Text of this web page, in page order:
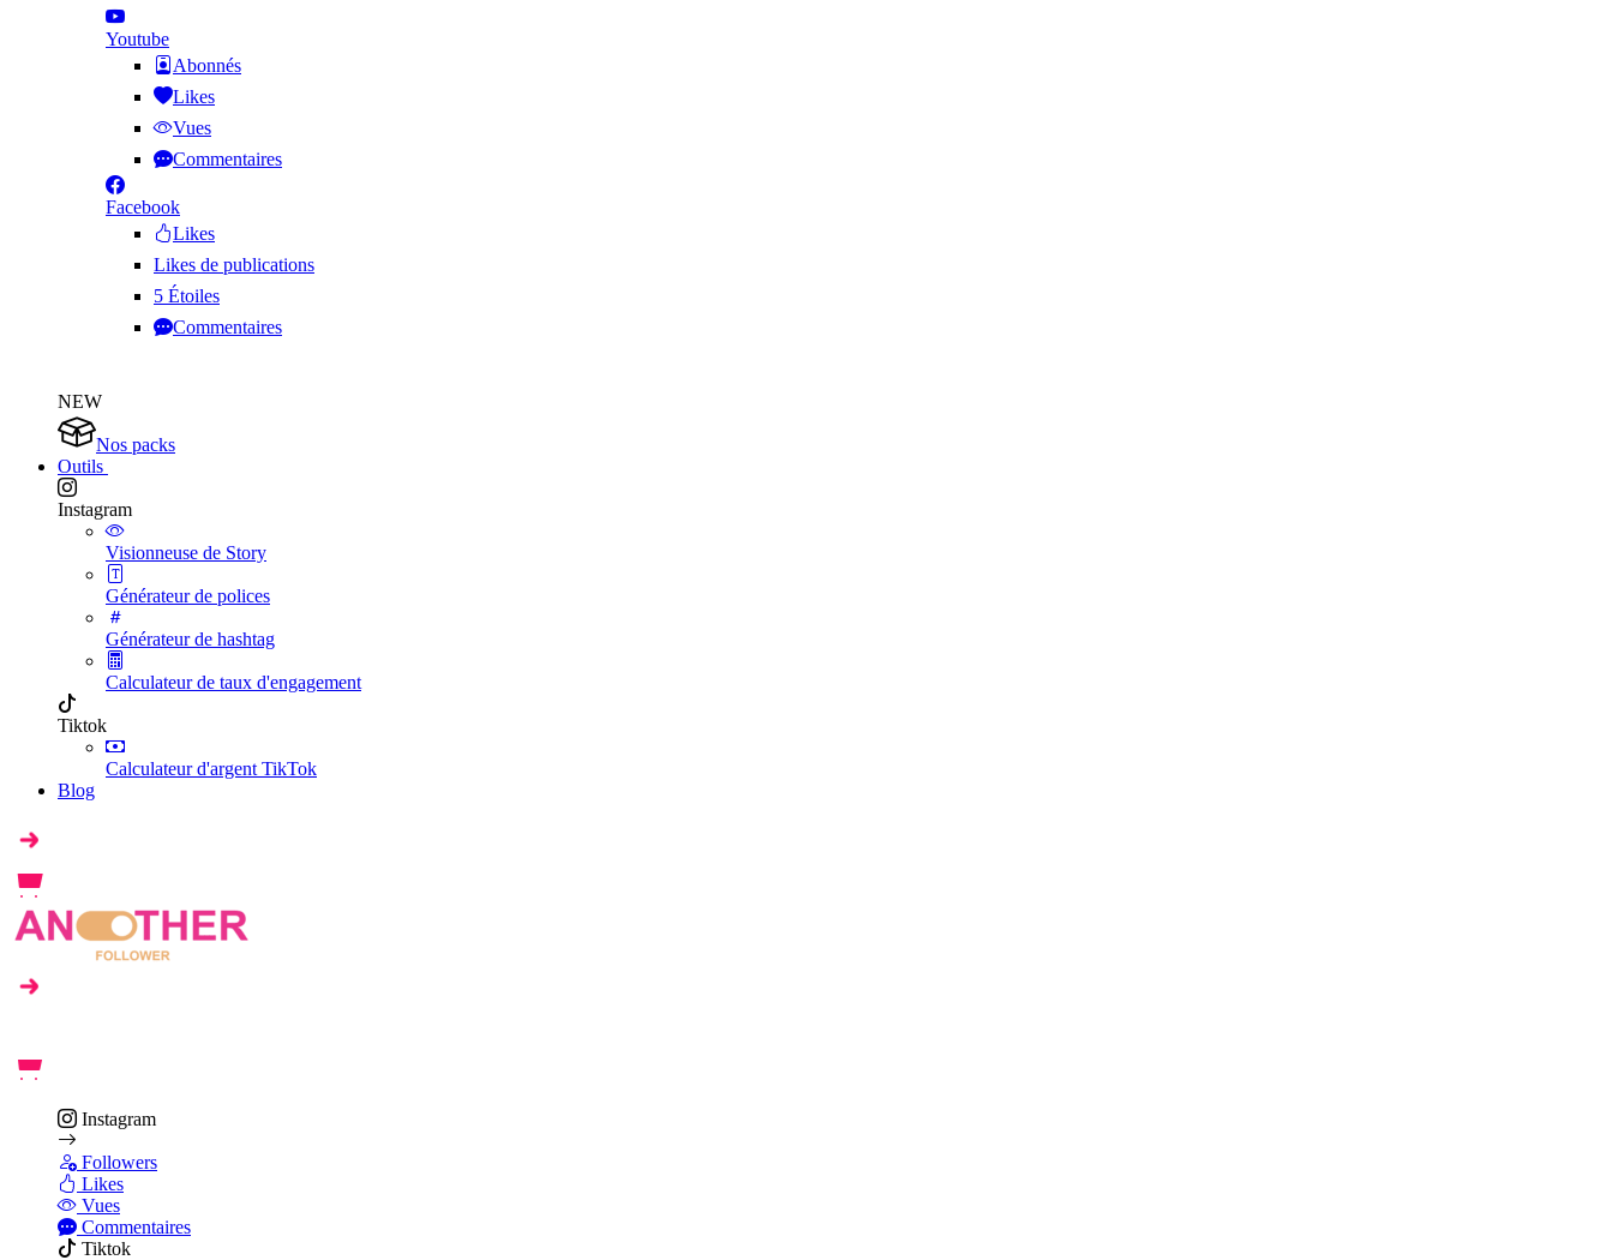
Youtube
Abonnés
Likes
Vues
Commentaires
Facebook
Likes
Likes de publications
5 Étoiles
Commentaires
NEW
Nos packs
Outils
Instagram
Visionneuse de Story
Générateur de polices
Générateur de hashtag
Calculateur de taux d'engagement
Tiktok
Calculateur d'argent TikTok
Blog
Instagram
Followers
Likes
Vues
Commentaires
Tiktok